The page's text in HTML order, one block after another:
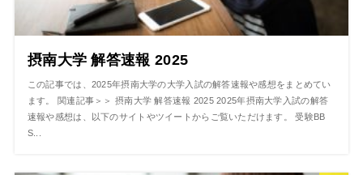
摂南大学 解答速報 2025
この記事では、2025年摂南大学の大学入試の解答速報や感想をまとめてい
ます。 関連記事＞＞ 摂南大学 解答速報 2025 2025年摂南大学入試の解答
速報や感想は、以下のサイトやツイートからご覧いただけます。 受験BB
S...